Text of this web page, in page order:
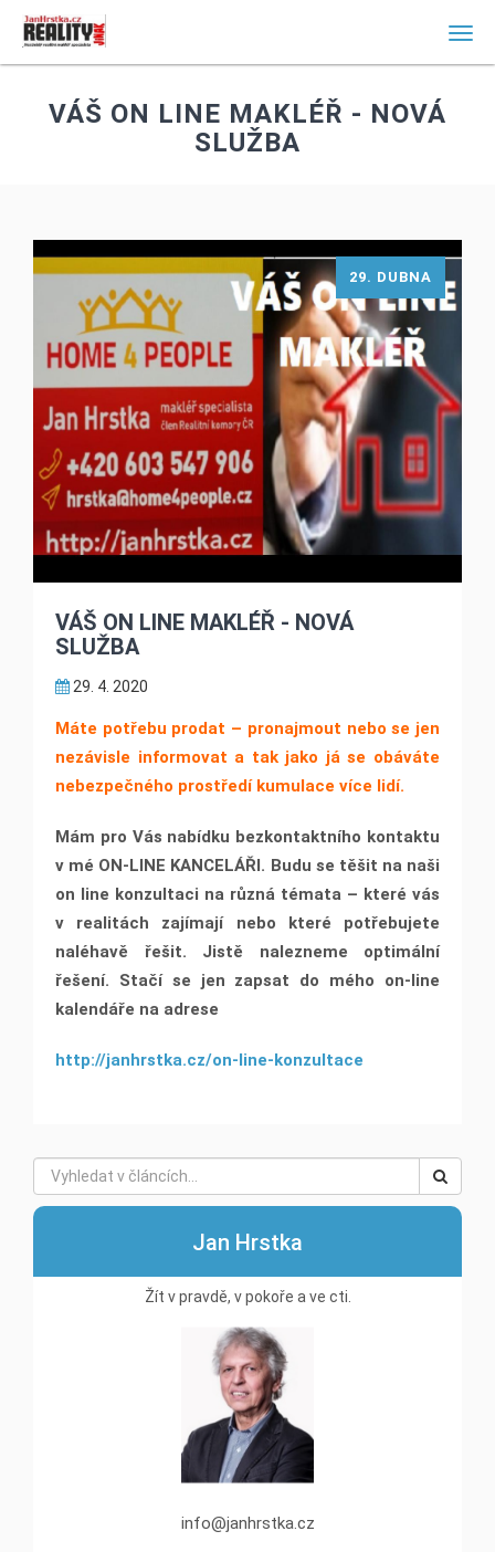
VÁŠ ON LINE MAKLÉŘ - NOVÁ
SLUŽBA
VÁŠ ON LINE MAKLÉŘ - NOVÁ
SLUŽBA
29. 4. 2020
29. DUBNA
Máte potřebu prodat – pronajmout nebo se jen
nezávisle informovat a tak jako já se obáváte
nebezpečného prostředí kumulace více lidí.
Mám pro Vás nabídku bezkontaktního kontaktu
v mé ON-LINE KANCELÁŘI. Budu se těšit na naši
on line konzultaci na různá témata – které vás
v realitách zajímají nebo které potřebujete
naléhavě řešit. Jistě nalezneme optimální
řešení. Stačí se jen zapsat do mého on-line
kalendáře na adrese
http://janhrstka.cz/on-line-konzultace
Jan Hrstka
Žít v pravdě, v pokoře a ve cti.
info@janhrstka.cz